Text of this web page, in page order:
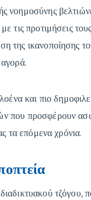
νοημοσύνης
τις προτιμήσεις
ικανοποίησης
και πιο
που προσφέρουν
τα επόμενα χρόνια.
τζόγου,